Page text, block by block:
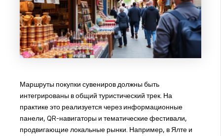
Маршруты покупки сувениров должны быть
интегрированы в общий туристический трек. На
практике это реализуется через информационные
панели, QR-навигаторы и тематические фестивали,
продвигающие локальные рынки. Например, в Ялте и